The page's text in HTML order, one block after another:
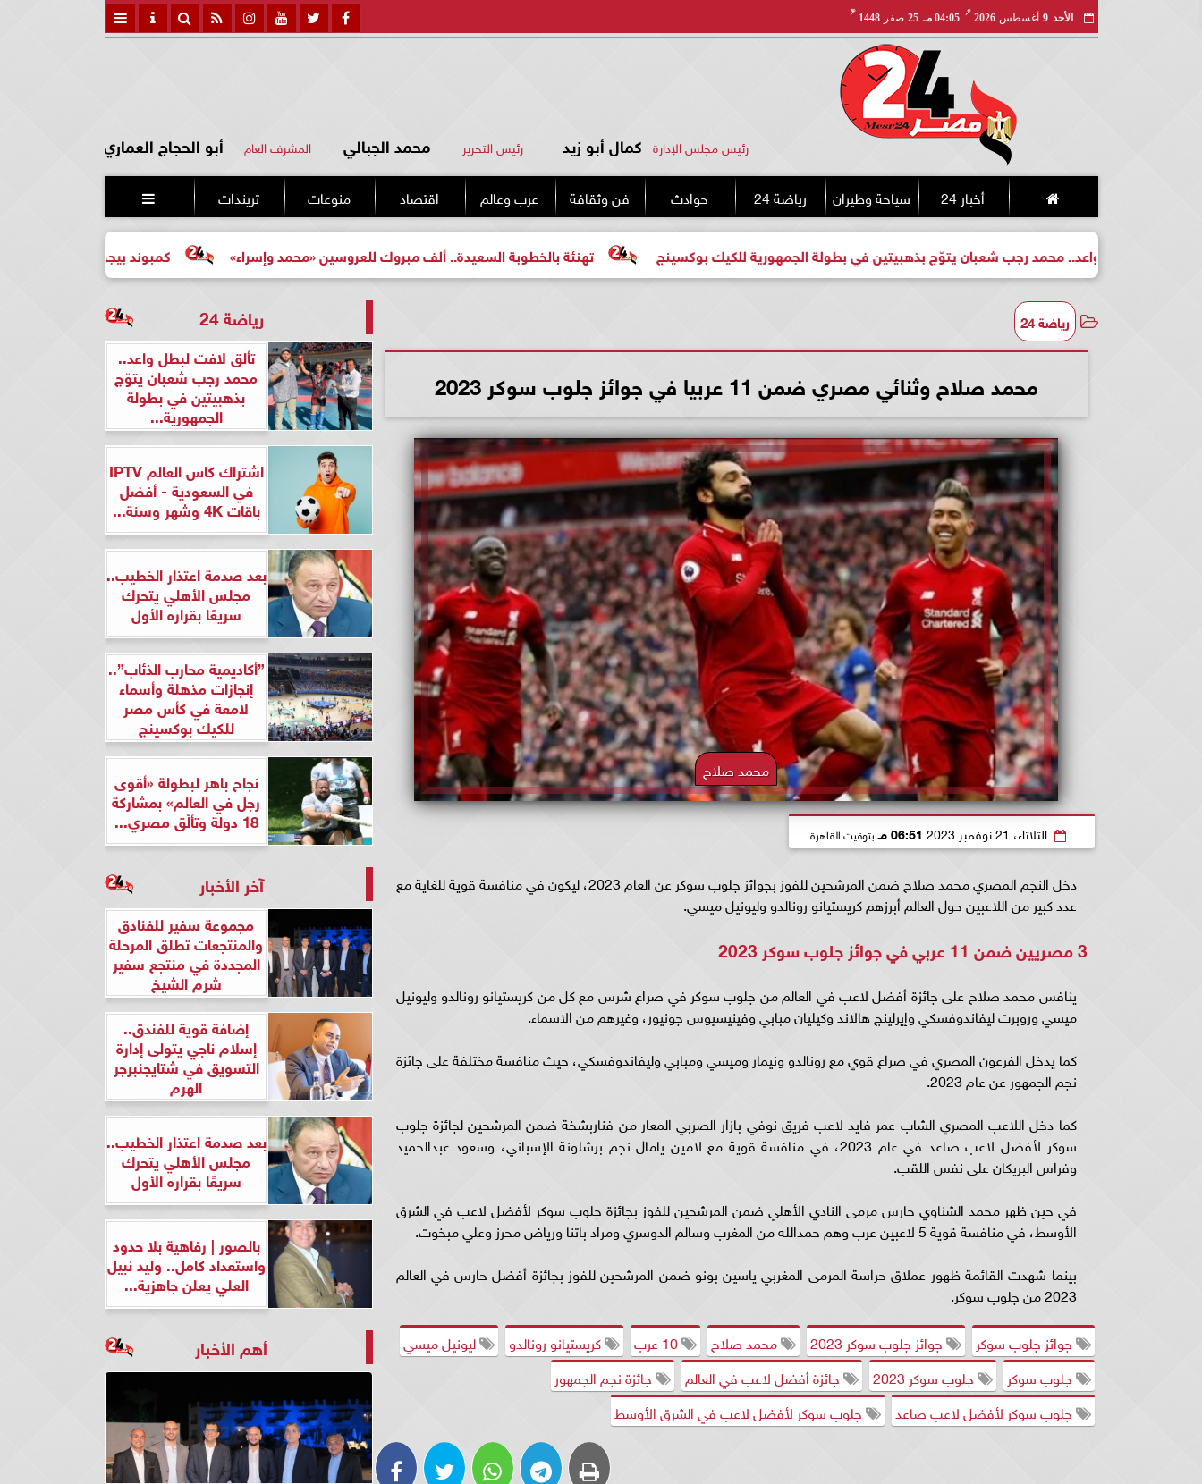
الأحد 9 أغسطس 2026
مـ
04:05 مـ 25 صفر 1448
هـ
رئيس مجلس الإدارة كمال أبو زيد رئيس التحرير محمد الجبالي المشرف العام أبو الحجاج العماري
أخبار 24 سياحة وطيران رياضة 24 حوادث فن وثقافة عرب وعالم اقتصاد منوعات تريندات 
كمبوند بيجونيا: اختيارك الأرقى لحياة أكثر تهنئة بالخطوبة السعيدة.. ألف مبروك للعروسين «محمد وإسراء» واعد.. محمد رجب شعبان يتوّج بذهبيتين في بطولة الجمهورية للكيك بوكسينج
رياضة 24
محمد صلاح وثنائي مصري ضمن 11 عربيا في جوائز جلوب سوكر 2023
محمد صلاح
الثلاثاء، 21 نوفمبر 2023 06:51 مـ بتوقيت القاهرة
دخل النجم المصري محمد صلاح ضمن المرشحين للفوز بجوائز جلوب سوكر عن العام 2023، ليكون في منافسة قوية للغاية مع
عدد كبير من اللاعبين حول العالم أبرزهم كريستيانو رونالدو وليونيل ميسي.
3 مصريين ضمن 11 عربي في جوائز جلوب سوكر 2023
ينافس محمد صلاح على جائزة أفضل لاعب في العالم من جلوب سوكر في صراع شرس مع كل من كريستيانو رونالدو وليونيل
ميسي وروبرت ليفاندوفسكي وإيرلينج هالاند وكيليان مبابي وفينيسيوس جونيور، وغيرهم من الاسماء.
كما يدخل الفرعون المصري في صراع قوي مع رونالدو ونيمار وميسي ومبابي وليفاندوفسكي، حيث منافسة مختلفة على جائزة
نجم الجمهور عن عام 2023.
كما دخل اللاعب المصري الشاب عمر فايد لاعب فريق نوفي بازار الصربي المعار من فناربشخة ضمن المرشحين لجائزة جلوب
سوكر لأفضل لاعب صاعد في عام 2023، في منافسة قوية مع لامين يامال نجم برشلونة الإسباني، وسعود عبدالحميد
وفراس البريكان على نفس اللقب.
في حين ظهر محمد الشناوي حارس مرمى النادي الأهلي ضمن المرشحين للفوز بجائزة جلوب سوكر لأفضل لاعب في الشرق
الأوسط، في منافسة قوية 5 لاعبين عرب وهم حمدالله من المغرب وسالم الدوسري ومراد باتنا ورياض محرز وعلي مبخوت.
بينما شهدت القائمة ظهور عملاق حراسة المرمى المغربي ياسين بونو ضمن المرشحين للفوز بجائزة أفضل حارس في العالم
2023 من جلوب سوكر.
جوائز جلوب سوكر
جوائز جلوب سوكر 2023 محمد صلاح 10 عرب كريستيانو رونالدو
ليونيل ميسي
جلوب سوكر
جلوب سوكر 2023 جائزة أفضل لاعب في العالم
جائزة نجم الجمهور
جلوب سوكر لأفضل لاعب صاعد
جلوب سوكر لأفضل لاعب في الشرق الأوسط
رياضة 24
تألق لافت لبطل واعد..
محمد رجب شعبان يتوّج
بذهبيتين في بطولة
الجمهورية...
اشتراك كاس العالم IPTV
في السعودية - أفضل
باقات 4K وشهر وسنة...
بعد صدمة اعتذار الخطيب..
مجلس الأهلي يتحرك
سريعًا بقراره الأول
”أكاديمية محارب الذئاب”..
إنجازات مذهلة وأسماء
لامعة في كأس مصر
للكيك بوكسينج
نجاح باهر لبطولة «أقوى
رجل في العالم» بمشاركة
18 دولة وتألّق مصري...
آخر الأخبار
مجموعة سفير للفنادق
والمنتجعات تطلق المرحلة
المجددة في منتجع سفير
شرم الشيخ
إضافة قوية للفندق..
إسلام ناجي يتولى إدارة
التسويق في شتايجنبرجر
الهرم
بعد صدمة اعتذار الخطيب..
مجلس الأهلي يتحرك
سريعًا بقراره الأول
بالصور | رفاهية بلا حدود
واستعداد كامل.. وليد نبيل
العلي يعلن جاهزية...
أهم الأخبار